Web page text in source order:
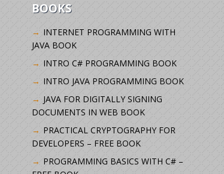
BOOKS
INTERNET PROGRAMMING WITH
JAVA BOOK
INTRO C# PROGRAMMING BOOK
INTRO JAVA PROGRAMMING BOOK
JAVA FOR DIGITALLY SIGNING
DOCUMENTS IN WEB BOOK
PRACTICAL CRYPTOGRAPHY FOR
DEVELOPERS – FREE BOOK
PROGRAMMING BASICS WITH C# –